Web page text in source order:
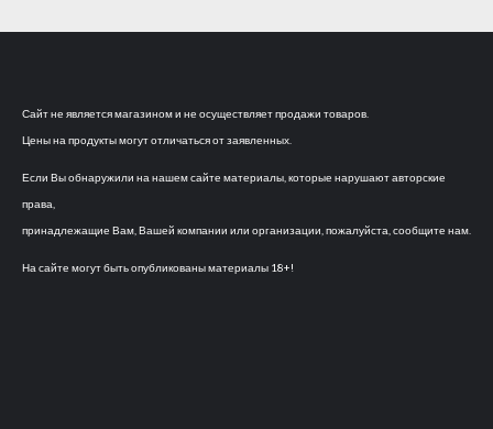
Сайт не является магазином и не осуществляет продажи товаров.
Цены на продукты могут отличаться от заявленных.
Если Вы обнаружили на нашем сайте материалы, которые нарушают авторские
права,
принадлежащие Вам, Вашей компании или организации, пожалуйста, сообщите нам.
На сайте могут быть опубликованы материалы 18+!